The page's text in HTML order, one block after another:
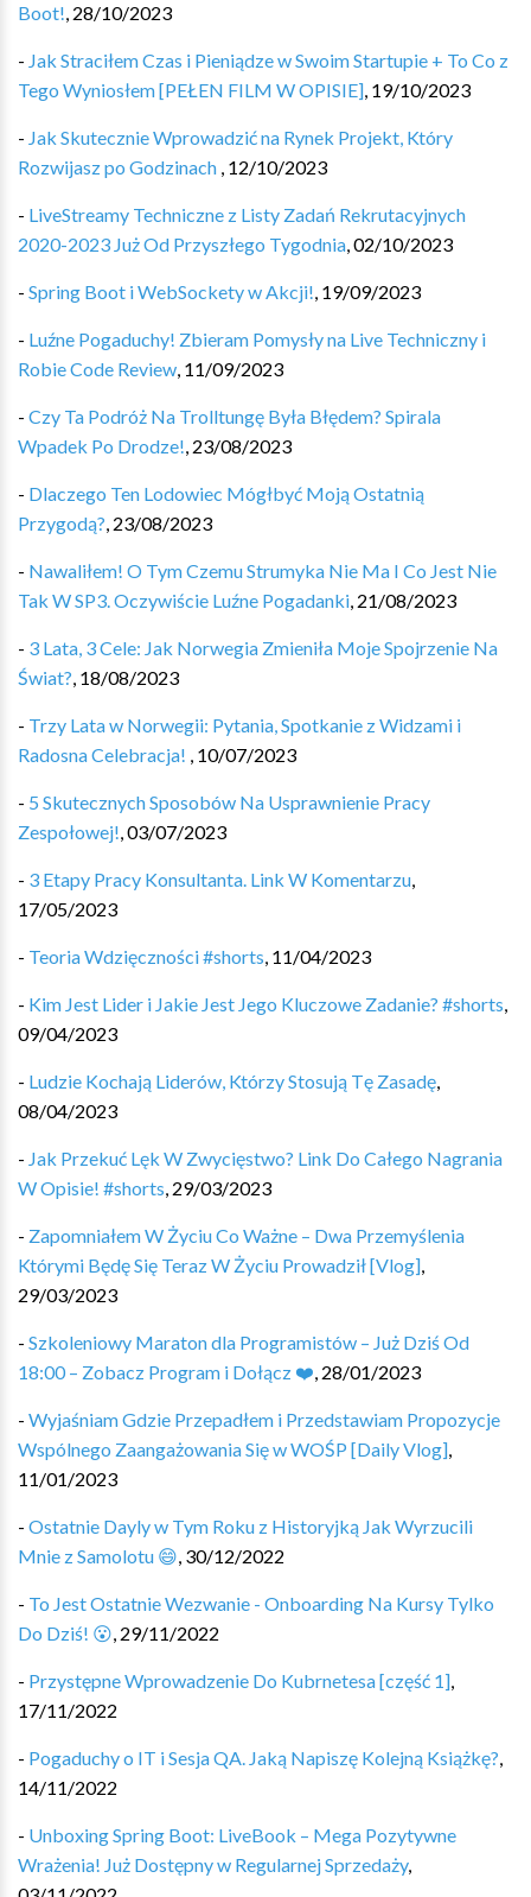
Boot!, 28/10/2023
- Jak Straciłem Czas i Pieniądze w Swoim Startupie + To Co z
Tego Wyniosłem [PEŁEN FILM W OPISIE], 19/10/2023
- Jak Skutecznie Wprowadzić na Rynek Projekt, Który
Rozwijasz po Godzinach , 12/10/2023
- LiveStreamy Techniczne z Listy Zadań Rekrutacyjnych
2020-2023 Już Od Przyszłego Tygodnia,02/10/2023
- Spring Boot i WebSockety w Akcji!, 19/09/2023
- Luźne Pogaduchy! Zbieram Pomysły na Live Techniczny i
Robie Code Review, 11/09/2023
- Czy Ta Podróż Na Trolltungę Była Błędem? Spirala
Wpadek Po Drodze!, 23/08/2023
- Dlaczego Ten Lodowiec Mógłbyć Moją Ostatnią
Przygodą?, 23/08/2023
- Nawaliłem! O Tym Czemu Strumyka Nie Ma I Co Jest Nie
Tak W SP3. Oczywiście Luźne Pogadanki, 21/08/2023
- 3 Lata, 3 Cele: Jak Norwegia Zmieniła Moje Spojrzenie Na
Świat?, 18/08/2023
- Trzy Lata w Norwegii: Pytania, Spotkanie z Widzami i
Radosna Celebracja! , 10/07/2023
- 5 Skutecznych Sposobów Na Usprawnienie Pracy
Zespołowej!,03/07/2023
- 3 Etapy Pracy Konsultanta. Link W Komentarzu,
17/05/2023
- Teoria Wdzięczności #shorts, 11/04/2023
- Kim Jest Lider i Jakie Jest Jego Kluczowe Zadanie? #shorts,
09/04/2023
- Ludzie Kochają Liderów, Którzy Stosują Tę Zasadę,
08/04/2023
- Jak Przekuć Lęk W Zwycięstwo? Link Do Całego Nagrania
W Opisie! #shorts, 29/03/2023
- Zapomniałem W Życiu Co Ważne – Dwa Przemyślenia
Którymi Będę Się Teraz W Życiu Prowadził [Vlog],
29/03/2023
- Szkoleniowy Maraton dla Programistów – Już Dziś Od
18:00 – Zobacz Program i Dołącz ❤️, 28/01/2023
- Wyjaśniam Gdzie Przepadłem i Przedstawiam Propozycje
Wspólnego Zaangażowania Się w WOŚP [Daily Vlog],
11/01/2023
- Ostatnie Dayly w Tym Roku z Historyjką Jak Wyrzucili
Mnie z Samolotu 😄, 30/12/2022
- To Jest Ostatnie Wezwanie - Onboarding Na Kursy Tylko
Do Dziś! 😮, 29/11/2022
- Przystępne Wprowadzenie Do Kubrnetesa [część 1],
17/11/2022
- Pogaduchy o IT i Sesja QA. Jaką Napiszę Kolejną Książkę?,
14/11/2022
- Unboxing Spring Boot: LiveBook – Mega Pozytywne
Wrażenia! Już Dostępny w Regularnej Sprzedaży,